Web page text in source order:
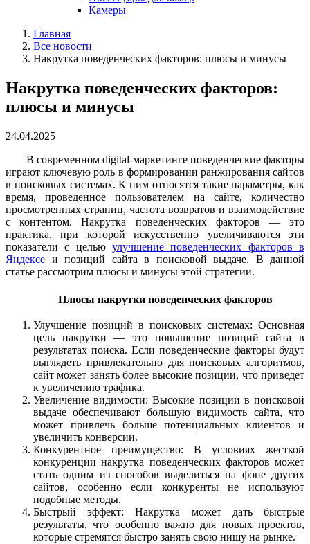
Камеры
Главная
Все новости
Накрутка поведенческих факторов: плюсы и минусы
Накрутка поведенческих факторов:
плюсы и минусы
24.04.2025
В современном digital-маркетинге поведенческие факторы
играют ключевую роль в формировании ранжирования сайтов
в поисковых системах. К ним относятся такие параметры, как
время, проведенное пользователем на сайте, количество
просмотренных страниц, частота возвратов и взаимодействие
с контентом. Накрутка поведенческих факторов — это
практика, при которой искусственно увеличиваются эти
показатели с целью улучшение поведенческих факторов в
Яндексе и позиций сайта в поисковой выдаче. В данной
статье рассмотрим плюсы и минусы этой стратегии.
Плюсы накрутки поведенческих факторов
Улучшение позиций в поисковых системах: Основная
цель накрутки — это повышение позиций сайта в
результатах поиска. Если поведенческие факторы будут
выглядеть привлекательно для поисковых алгоритмов,
сайт может занять более высокие позиции, что приведет
к увеличению трафика.
Увеличение видимости: Высокие позиции в поисковой
выдаче обеспечивают большую видимость сайта, что
может привлечь больше потенциальных клиентов и
увеличить конверсии.
Конкурентное преимущество: В условиях жесткой
конкуренции накрутка поведенческих факторов может
стать одним из способов выделиться на фоне других
сайтов, особенно если конкуренты не используют
подобные методы.
Быстрый эффект: Накрутка может дать быстрые
результаты, что особенно важно для новых проектов,
которые стремятся быстро занять свою нишу на рынке.